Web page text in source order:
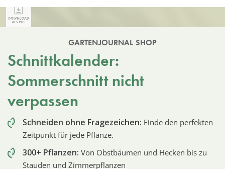
GARTENJOURNAL SHOP
Schnittkalender:
Sommerschnitt nicht
verpassen
Schneiden ohne Fragezeichen: Finde den perfekten
Zeitpunkt für jede Pflanze.
300+ Pflanzen: Von Obstbäumen und Hecken bis zu
Stauden und Zimmerpflanzen